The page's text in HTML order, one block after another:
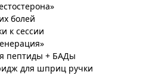
болей
к сессии
пептиды + БАДы
для шприц ручки